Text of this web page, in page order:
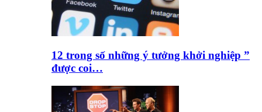
12 trong số những ý tưởng khởi nghiệp ”
được coi…